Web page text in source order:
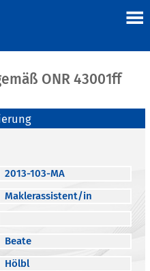
ONR 43001ff
2013-103-MA
Maklerassistent/in
Beate
Hölbl